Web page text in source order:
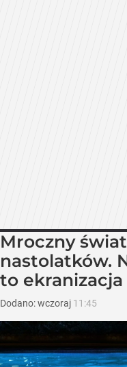
Mroczny
nastolatków.
to ekranizacja
Dodano:wczoraj 11:45